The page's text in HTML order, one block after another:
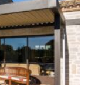
ام القيوين